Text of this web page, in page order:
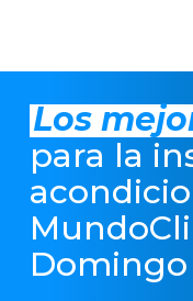
Los
para la
Domingo